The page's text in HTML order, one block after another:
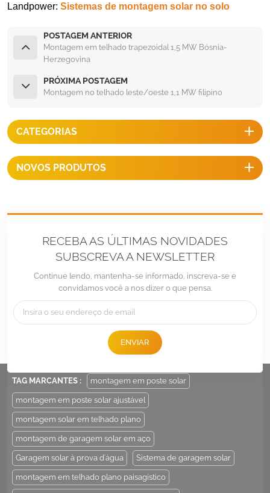
Landpower: Sistemas de montagem solar no solo
POSTAGEM ANTERIOR
Montagem em telhado trapezoidal 1,5 MW Bósnia-
Herzegovina
PRÓXIMA POSTAGEM
Montagem no telhado leste/oeste 1,1 MW filipino
CATEGORIAS
NOVOS PRODUTOS
RECEBA AS ÚLTIMAS NOVIDADES
SUBSCREVA A NEWSLETTER
Continue lendo, mantenha-se informado, inscreva-se e
convidamos você a nos dizer o que pensa.
ENVIAR
Tel : +86 -592-6212776
Sales@LandpowerSolar.com
Add : Unit 206-9, No 15, Duiying Road, Jimei District, Xiamen, China
TAG MARCANTES : montagem em poste solar
montagem em poste solar ajustável
montagem solar em telhado plano
montagem de garagem solar em aço
Garagem solar à prova d'água Sistema de garagem solar
montagem em telhado plano paisagístico